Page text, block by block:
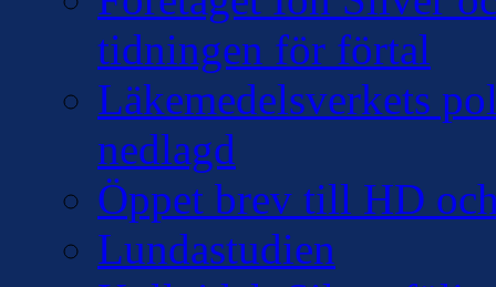
tidningen för förtal
Läkemedelsverkets
nedlagd
Öppet brev till HD
Lundastudien